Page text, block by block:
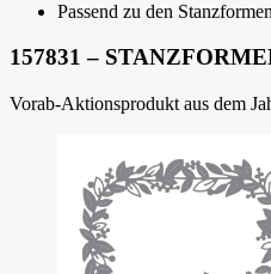
Passend zu den
157831 –
Vorab-Aktionsprodukt aus dem